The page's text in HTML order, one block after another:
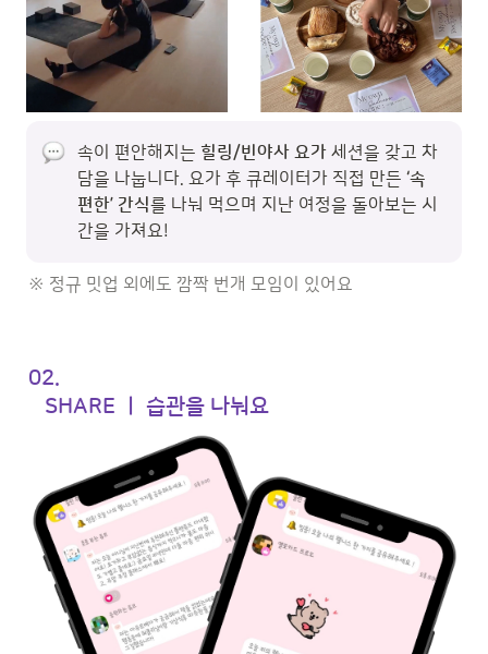
속이 편안해지는 힐링/빈야사 요가 세션을 갖고 차
담을 나눕니다. 요가 후 큐레이터가 직접 만든 ‘속
편한’ 간식를 나눠 먹으며 지난 여정을 돌아보는 시
간을 가져요!
※ 정규 밋업 외에도 깜짝 번개 모임이 있어요
02.
   SHARE ㅣ 습관을 나눠요